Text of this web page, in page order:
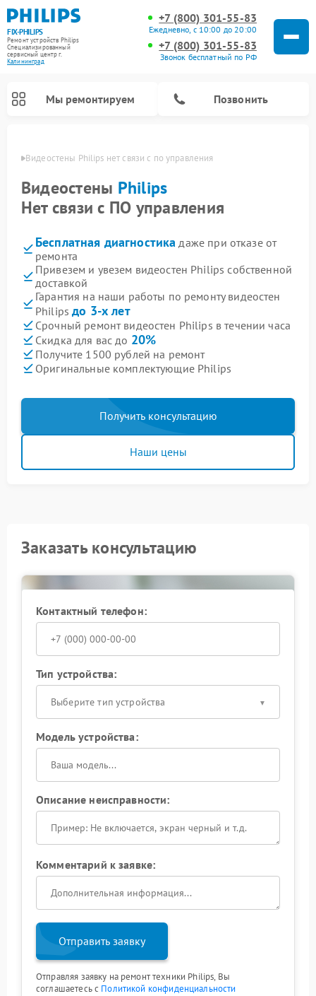
FIX-PHILIPS
Ремонт устройств Philips
Специализированный
cервисный центр г.
Калининград
+7 (800) 301-55-83
Ежедневно, с 10:00 до 20:00
+7 (800) 301-55-83
Звонок бесплатный по РФ
Мы ремонтируем Позвонить
Видеостены Philips нет связи с по управления
Видеостены Philips
Нет связи с ПО управления
Бесплатная диагностика даже при отказе от
ремонта
Привезем и увезем видеостен Philips собственной
доставкой
Гарантия на наши работы по ремонту видеостен
Philipsдо 3-х лет
Срочный ремонт видеостен Philips в течении часа
Скидка для вас до 20%
Получите 1500 рублей на ремонт
Оригинальные комплектующие Philips
Получить консультацию
Наши цены
Заказать консультацию
Контактный телефон:
Тип устройства:
Выберите тип устройства
Модель устройства:
Описание неисправности:
Комментарий к заявке:
Отправить заявку
Отправляя заявку на ремонт техники Philips, Вы
соглашаетесь с Политикой конфиденциальности